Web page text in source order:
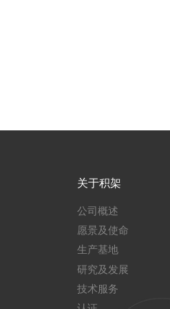
关于积架
公司概述
愿景及使命
生产基地
研究及发展
技术服务